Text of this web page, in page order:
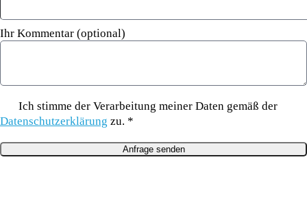
Ihr Kommentar (optional)
Ich stimme der Verarbeitung meiner Daten gemäß der
Datenschutzerklärung zu. *